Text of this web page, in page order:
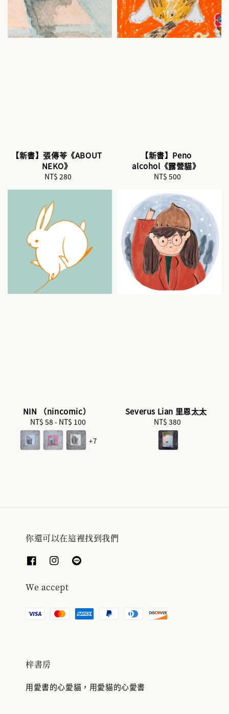
【新書】張傳苓《ABOUT
NEKO》
Regular
NT$ 280
【新書】Peno
alcohol《露營貓》
Regular
NT$ 500
NIN （nincomic）
Regular
price
NT$ 58 - NT$ 100
+7
Severus Lian 里恩太太
Regular
price
NT$ 380
你還可以在這裡找到我們
We accept
梓書房
用愛書的心愛貓，用愛貓的心愛書